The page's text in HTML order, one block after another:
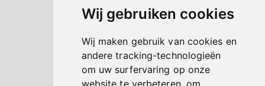
Wij gebruiken cookies
Wij maken gebruik van cookies en
andere tracking-technologieën
om uw surfervaring op onze
website te verbeteren, om